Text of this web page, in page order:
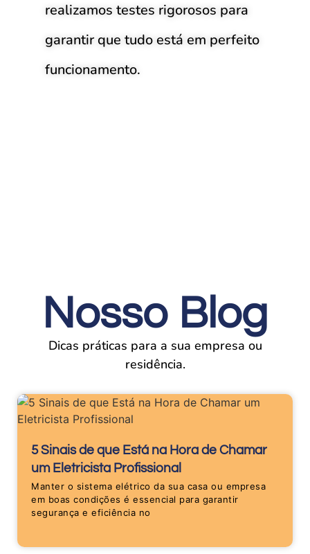
realizamos testes rigorosos para
garantir que tudo está em perfeito
funcionamento.
Nosso Blog
Dicas práticas para a sua empresa ou
residência.
5 Sinais de que Está na Hora de Chamar
um Eletricista Profissional
Manter o sistema elétrico da sua casa ou empresa
em boas condições é essencial para garantir
segurança e eficiência no